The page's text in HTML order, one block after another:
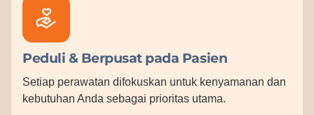
Peduli & Berpusat pada Pasien
Setiap perawatan difokuskan untuk kenyamanan dan
kebutuhan Anda sebagai prioritas utama.